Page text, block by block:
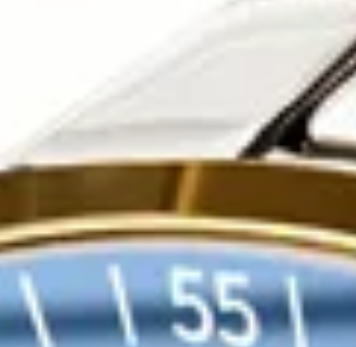
Expédition
vérifiée
Acheteur protégé
Remboursement
possible
CUMULEZ LES ÉCONOMIES
Codes promo AliExpress